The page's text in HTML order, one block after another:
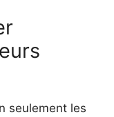
seulement les